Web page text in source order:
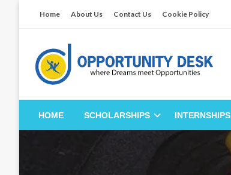
Home About Us Contact Us Cookie Policy
Opportunity Desk
Empowering Your Path to Opportunities
HOME SCHOLARSHIPS INTERNSHIPS